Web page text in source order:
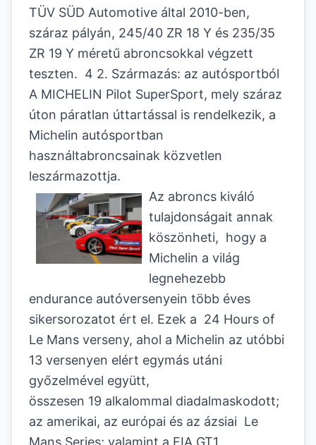
TÜV SÜD Automotive által 2010-ben,
száraz pályán, 245/40 ZR 18 Y és 235/35
ZR 19 Y méretű abroncsokkal végzett
teszten. 4 2. Származás: az autósportból
A MICHELIN Pilot SuperSport, mely száraz
úton páratlan úttartással is rendelkezik, a
Michelin autósportban
használtabroncsainak közvetlen
leszármazottja.
Az abroncs kiváló
tulajdonságait annak
köszönheti, hogy a
Michelin a világ
legnehezebb
endurance autóversenyein több éves
sikersorozatot ért el. Ezek a 24 Hours of
Le Mans verseny, ahol a Michelin az utóbbi
13 versenyen elért egymás utáni
győzelmével együtt,
összesen 19 alkalommal diadalmaskodott;
az amerikai, az európai és az ázsiai Le
Mans Series; valamint a FIA GT1